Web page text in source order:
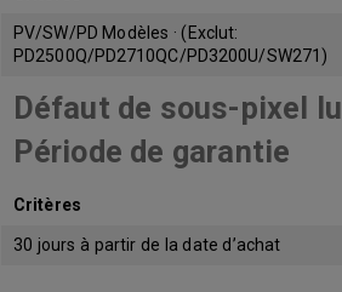
PV/SW/PD Modèles · (Exclut:
PD2500Q/PD2710QC/PD3200U/SW271)
Défaut de sous-pixel
Période de garantie
Critères
30 jours à partir de la date d’achat